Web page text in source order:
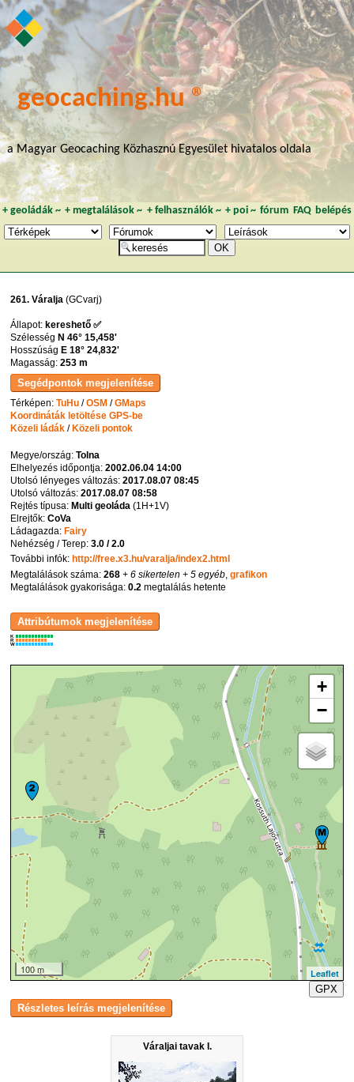
geocaching.hu ®
a Magyar Geocaching Közhasznú Egyesület hivatalos oldala
+ geoládák~ +megtalálások ~ + felhasználók~ + poi~ fórum FAQ belépés
261. Váralja (GCvarj)
Váraljai tavak I.
Állapot:kereshető ✅
SzélességN 46° 15,458'
HosszúságE 18° 24,832'
Magasság:253 m
Térképen:TuHu /OSM /GMaps
Koordináták letöltése GPS-be
Közeli ládák /Közeli pontok
Megye/ország:Tolna
Elhelyezés időpontja:2002.06.04 14:00
Utolsó lényeges változás:2017.08.07 08:45
Utolsó változás:2017.08.07 08:58
Rejtés típusa:Multi geoláda (1H+1V)
Elrejtők:CoVa
Ládagazda:Fairy
Nehézség / Terep:3.0 / 2.0
További infók: http://free.x3.hu/varalja/index2.html
Megtalálások száma:268 + 6 sikertelen + 5 egyéb,grafikon
Megtalálások gyakorisága:0.2 megtalálás hetente
K
R
W
+
−
100 m
Leaflet
GPX